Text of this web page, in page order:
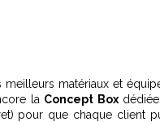
matériaux et
la Concept Boxdédiée
pour que chaque client